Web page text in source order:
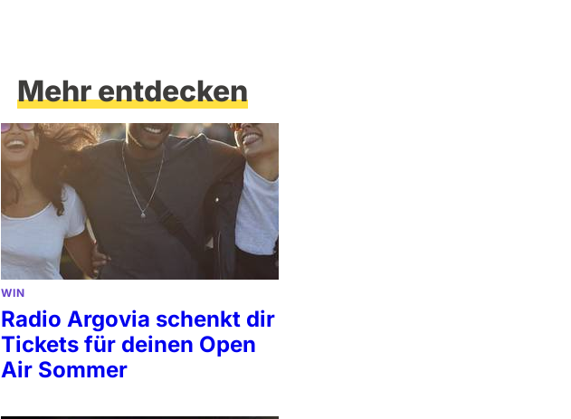
Mehr entdecken
WIN
Radio Argovia schenkt dir
Tickets für deinen Open
Air Sommer